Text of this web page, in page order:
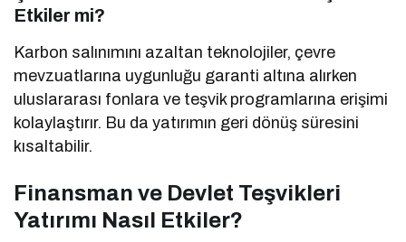
Etkiler mi?
Karbon salınımını azaltan teknolojiler, çevre
mevzuatlarına uygunluğu garanti altına alırken
uluslararası fonlara ve teşvik programlarına erişimi
kolaylaştırır. Bu da yatırımın geri dönüş süresini
kısaltabilir.
Finansman ve Devlet Teşvikleri
Yatırımı Nasıl Etkiler?